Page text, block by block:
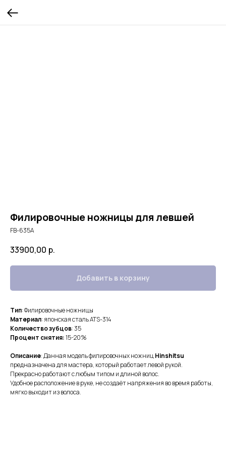
Филировочные ножницы для левшей
FB-635A
33900,00 р.
Добавить в корзину
Тип: Филировочные ножницы
Материал: японская сталь ATS-314
Количество зубцов: 35
Процент снятия:15-20%
Описание: Данная модель филировочных ножницHinshitsu
предназначена для мастера, который работает левой рукой.
Прекрасно работают с любым типом и длиной волос.
Удобное расположение в руке, не создаёт напряжения во время работы,
мягко выходит из волоса.